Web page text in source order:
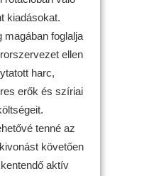
kiadásokat.
foglalja
ellen
harc,
erők és szíriai
tenné az
követően
aktív